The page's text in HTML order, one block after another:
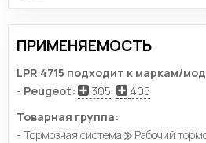
ПРИМЕНЯЕМОСТЬ
LPR 4715 подходит к маркам/
- Peugeot: 305,
405
Товарная группа:
- Тормозная система
Рабочий